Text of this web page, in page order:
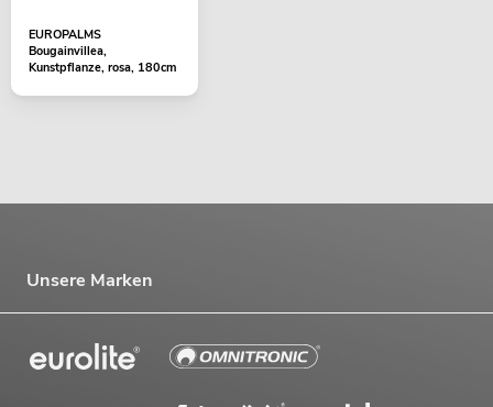
EUROPALMS
Bougainvillea,
Kunstpflanze, rosa, 180cm
Unsere Marken